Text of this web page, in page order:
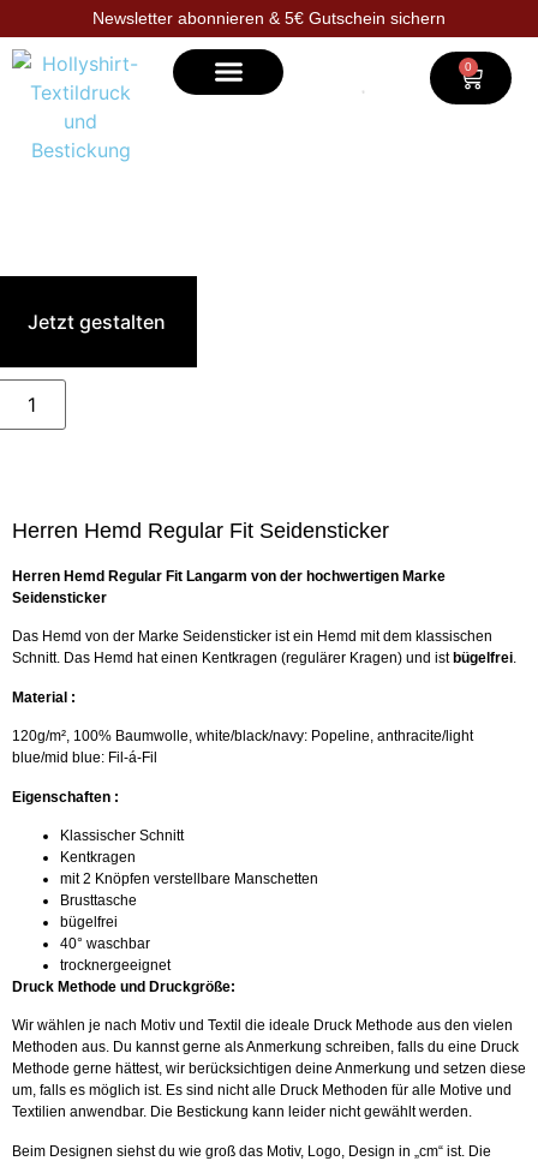
Newsletter abonnieren & 5€ Gutschein sichern
0
Herren Hemd Regular Fit Seidensticker
Jetzt gestalten
Herren Hemd Regular Fit Langarm von der hochwertigen Marke
Seidensticker
Das Hemd von der Marke Seidensticker ist ein Hemd mit dem klassischen
Schnitt. Das Hemd hat einen Kentkragen (regulärer Kragen) und ist bügelfrei.
Material :
120g/m², 100% Baumwolle, white/black/navy: Popeline, anthracite/light
blue/mid blue: Fil-á-Fil
Eigenschaften :
Klassischer Schnitt
Kentkragen
mit 2 Knöpfen verstellbare Manschetten
Brusttasche
bügelfrei
40° waschbar
trocknergeeignet
Druck Methode und Druckgröße:
Wir wählen je nach Motiv und Textil die ideale Druck Methode aus den vielen
Methoden aus. Du kannst gerne als Anmerkung schreiben, falls du eine Druck
Methode gerne hättest, wir berücksichtigen deine Anmerkung und setzen diese
um, falls es möglich ist. Es sind nicht alle Druck Methoden für alle Motive und
Textilien anwendbar. Die Bestickung kann leider nicht gewählt werden.
Beim Designen siehst du wie groß das Motiv, Logo, Design in „cm“ ist. Die